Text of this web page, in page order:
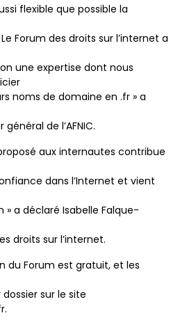
flexible que possible la
Forum des droits sur l’internet a
une expertise dont nous
noms de domaine en .fr » a
de l’AFNIC.
aux internautes contribue
dans l’Internet et vient
a déclaré Isabelle Falque-
droits sur l’internet.
du Forum est gratuit, et les
sur le site